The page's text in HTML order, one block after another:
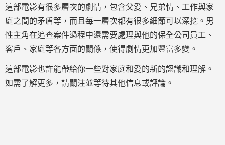
這部電影有很多層次的劇情，包含父愛、兄弟情、工作與家
庭之間的矛盾等，而且每一層次都有很多細節可以深挖。男
性主角在追查案件過程中還需要處理與他的保全公司員工、
客戶、家庭等各方面的關係，使得劇情更加豐富多變。
這部電影也許能帶給你一些對家庭和愛的新的認識和理解。
如需了解更多，請關注並等待其他信息或評論。